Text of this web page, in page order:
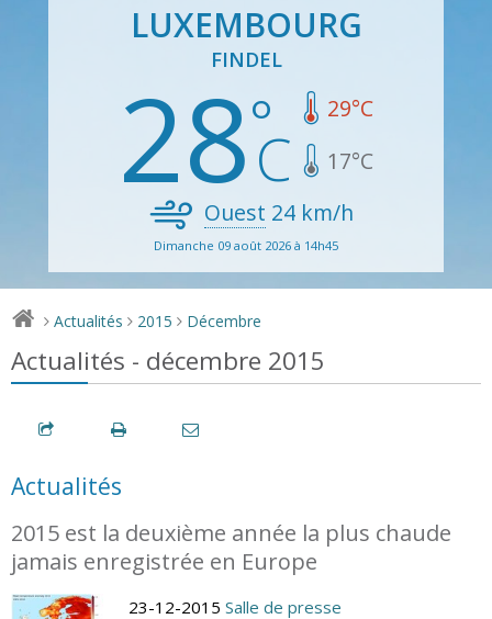
LUXEMBOURG
FINDEL
28 29°C
17°C
Ouest 24 km/h
Dimanche 09 août 2026 à 14h45
> Actualités > 2015 > Décembre
Actualités - décembre 2015
Actualités
2015 est la deuxième année la plus chaude
jamais enregistrée en Europe
23-12-2015 Salle de presse